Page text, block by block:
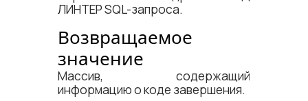
ЛИНТЕР SQL-запроса.
Возвращаемое
значение
Массив, содержащий
информацию о коде завершения.